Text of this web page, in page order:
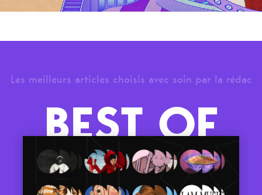
Les meilleurs articles choisis avec soin par la rédac
BEST OF